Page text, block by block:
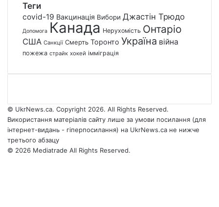
Теги
covid-19 Вакцинація Вибори Джастін Трюдо
Допомога Канада Нерухомість Онтаріо
США Санкції Смерть Торонто Україна війна
пожежа страйк хокей імміграція
© UkrNews.ca. Copyright 2026. All Rights Reserved.
Використання матеріалів сайту лише за умови посилання (для
інтернет-видань - гіперпосилання) на UkrNews.ca не нижче
третього абзацу
© 2026 Mediatrade All Rights Reserved.